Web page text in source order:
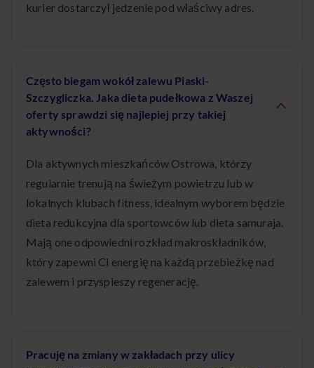
kurier dostarczył jedzenie pod właściwy adres.
Często biegam wokół zalewu Piaski-
Szczygliczka. Jaka dieta pudełkowa z Waszej
oferty sprawdzi się najlepiej przy takiej
aktywności?
Dla aktywnych mieszkańców Ostrowa, którzy
regularnie trenują na świeżym powietrzu lub w
lokalnych klubach fitness, idealnym wyborem będzie
dieta redukcyjna dla sportowców lub dieta samuraja.
Mają one odpowiedni rozkład makroskładników,
który zapewni Ci energię na każdą przebieżkę nad
zalewem i przyspieszy regenerację.
Pracuję na zmiany w zakładach przy ulicy